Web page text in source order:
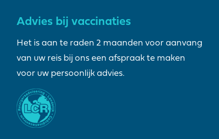
Advies bij vaccinaties
Het is aan te raden 2 maanden voor aanvang
van uw reis bij ons een afspraak te maken
voor uw persoonlijk advies.